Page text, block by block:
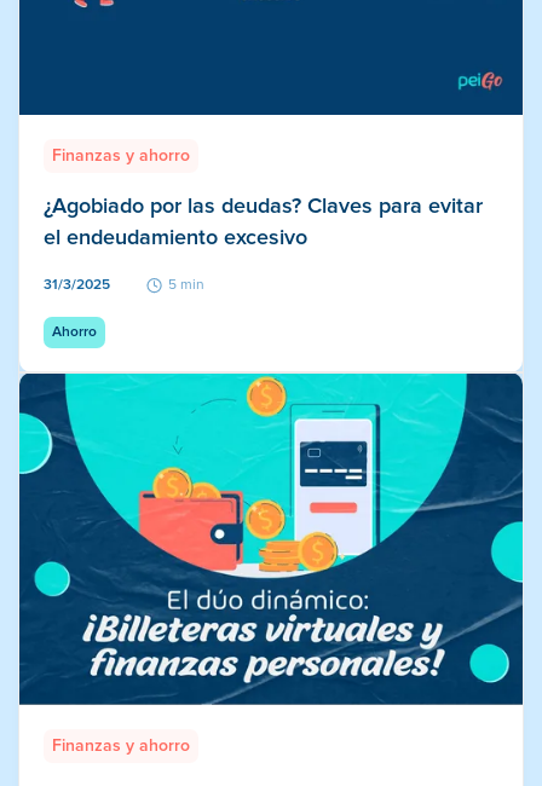
Finanzas y ahorro
¿Agobiado por las deudas? Claves para evitar
el endeudamiento excesivo
31/3/2025 5 min
Ahorro
Finanzas y ahorro